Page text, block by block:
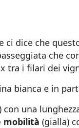
ci dice che
che
tra i filari dei
bianca e in
con una
mobilità (gialla)